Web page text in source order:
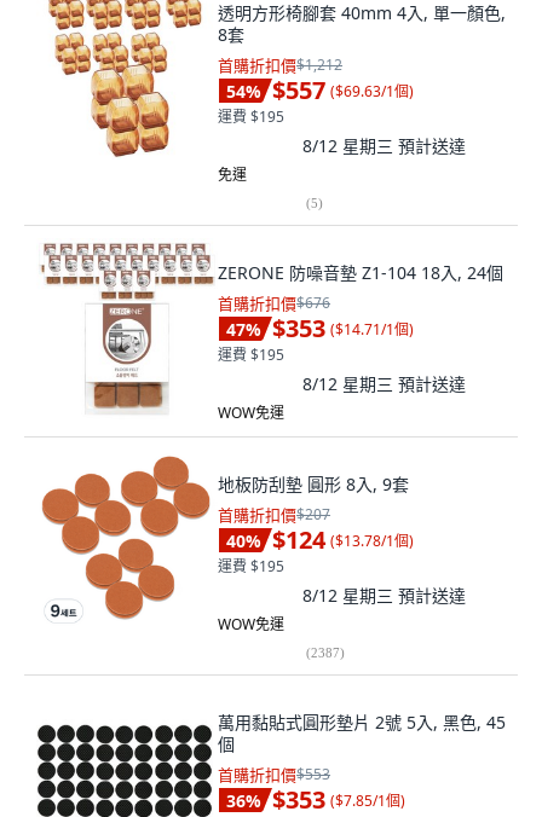
透明方形椅腳套 40mm 4入, 單一顏色,
8套
首購折扣價$1,212
54% $557 ($69.63/1個)
運費 $195
8/12 星期三 預計送達
免運
(5)
ZERONE 防噪音墊 Z1-104 18入, 24個
首購折扣價$676
47% $353 ($14.71/1個)
運費 $195
8/12 星期三 預計送達
WOW免運
地板防刮墊 圓形 8入, 9套
首購折扣價$207
40% $124 ($13.78/1個)
運費 $195
8/12 星期三 預計送達
WOW免運
(2387)
萬用黏貼式圓形墊片 2號 5入, 黑色, 45
個
首購折扣價$553
36% $353 ($7.85/1個)